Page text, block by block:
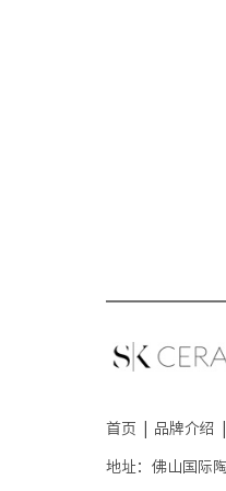
首页 品牌介绍
地址：佛山国际